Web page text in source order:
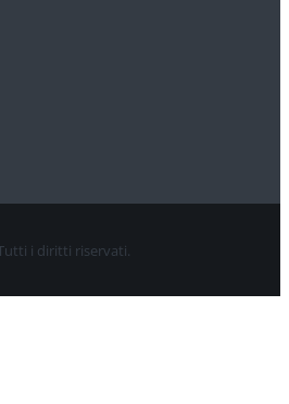
i diritti riservati.